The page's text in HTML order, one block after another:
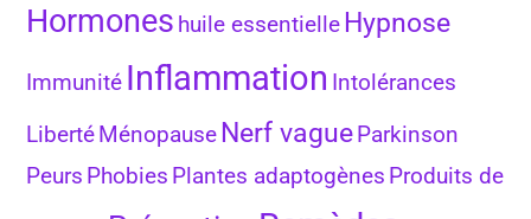
Hormones huile essentielleHypnose
Immunité Inflammation Intolérances
Liberté MénopauseNerf vague Parkinson
Peurs Phobies Plantes adaptogènes Produits de